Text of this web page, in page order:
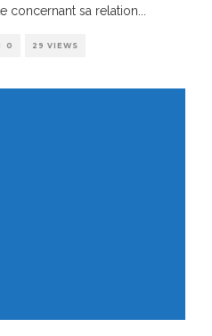
concernant sa relation...
0 29 VIEWS